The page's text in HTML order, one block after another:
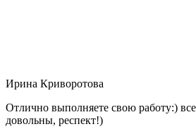
Ирина Криворотова
Отлично выполняете свою работу:)
довольны, респект!)